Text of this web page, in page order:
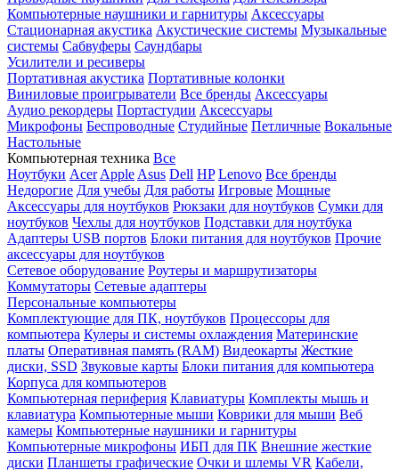
Компьютерные наушники и гарнитуры Аксессуары
Стационарная акустика Акустические системы Музыкальные
системы Сабвуферы Саундбары
Усилители и ресиверы
Портативная акустика Портативные колонки
Виниловые проигрыватели Все бренды Аксессуары
Аудио рекордеры Портастудии Аксессуары
Микрофоны Беспроводные Студийные Петличные Вокальные
Настольные
Компьютерная техника Все
Ноутбуки Acer Apple Asus Dell HP Lenovo Все бренды
Недорогие Для учебы Для работы Игровые Мощные
Аксессуары для ноутбуков Рюкзаки для ноутбуков Сумки для
ноутбуков Чехлы для ноутбуков Подставки для ноутбука
Адаптеры USB портов Блоки питания для ноутбуков Прочие
аксессуары для ноутбуков
Сетевое оборудование Роутеры и маршрутизаторы
Коммутаторы Сетевые адаптеры
Персональные компьютеры
Комплектующие для ПК, ноутбуков Процессоры для
компьютера Кулеры и системы охлаждения Материнские
платы Оперативная память (RAM) Видеокарты Жесткие
диски, SSD Звуковые карты Блоки питания для компьютера
Корпуса для компьютеров
Компьютерная периферия Клавиатуры Комплекты мышь и
клавиатура Компьютерные мыши Коврики для мыши Веб
камеры Компьютерные наушники и гарнитуры
Компьютерные микрофоны ИБП для ПК Внешние жесткие
диски Планшеты графические Очки и шлемы VR Кабели,